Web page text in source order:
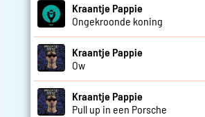
Kraantje Pappie
Ongekroonde koning
Kraantje Pappie
Ow
Kraantje Pappie
Pull up in een Porsche